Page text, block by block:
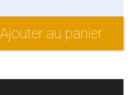
Ajouter au panier